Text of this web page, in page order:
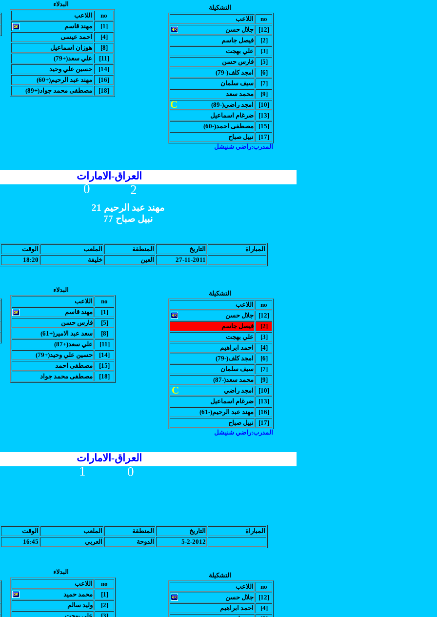
اللاعب
no
جلال حسن
[12]
فيصل جاسم
[2]
علي بهجت
[3]
فارس حسن
[5]
(امجد كلف(-79
[6]
سيف سلمان
[7]
محمد سعد
[9]
(امجد راضي(-89
[10]
ضرغام اسماعيل
[13]
(مصطفى احمد(-60
[15]
نبيل صباح
[17]
اللاعب
no
مهند قاسم
[1]
احمد عيسى
[4]
هوزان اسماعيل
[8]
(علي سعد(+79
[11]
حسين علي وحيد
[14]
(مهند عبد الرحيم(+60
[16]
(مصطفى محمد جواد(+89
[18]
التشكيلة البدلاء
المدرب:راضي شنيشل
اللاعب
no
جلال حسن
[12]
فيصل جاسم
[2]
علي بهجت
[3]
احمد ابراهيم
[4]
(امجد كلف(-79
[6]
سيف سلمان
[7]
(محمد سعد(-87
[9]
امجد راضي
[10]
ضرغام اسماعيل
[13]
(مهند عبد الرحيم(-61
[16]
نبيل صباح
[17]
العراق-الامارات
الوقت الملعب المنطقة التاريخ
المباراة
18:20 خليفة العين 27-11-2011
اللاعب
no
مهند قاسم
[1]
فارس حسن
[5]
(سعد عبد الامير(+61
[8]
(علي سعد(+87
[11]
(حسين علي وحيد(+79
[14]
مصطفى احمد
[15]
مصطفى محمد جواد
[18]
التشكيلة البدلاء
0 2
المدرب:راضي شنيشل
مهند عبد الرحيم 21
نبيل صباح 77
C
C
اللاعب
no
جلال حسن
[12]
احمد ابراهيم
[4]
العراق-الامارات
الوقت الملعب المنطقة التاريخ
المباراة
16:45 العربي الدوحة 5-2-2012
اللاعب
no
محمد حميد
[1]
وليد سالم
[2]
التشكيلة البدلاء
0
1